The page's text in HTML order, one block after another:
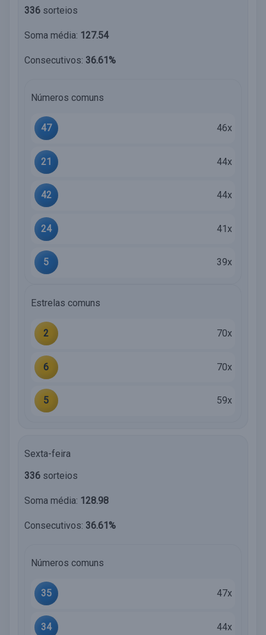
336 sorteios
Soma média: 127.54
Consecutivos: 36.61%
Números comuns
47 46x
21 44x
42 44x
24 41x
5 39x
Estrelas comuns
2 70x
6 70x
5 59x
Sexta-feira
336 sorteios
Soma média: 128.98
Consecutivos: 36.61%
Números comuns
35 47x
34 44x